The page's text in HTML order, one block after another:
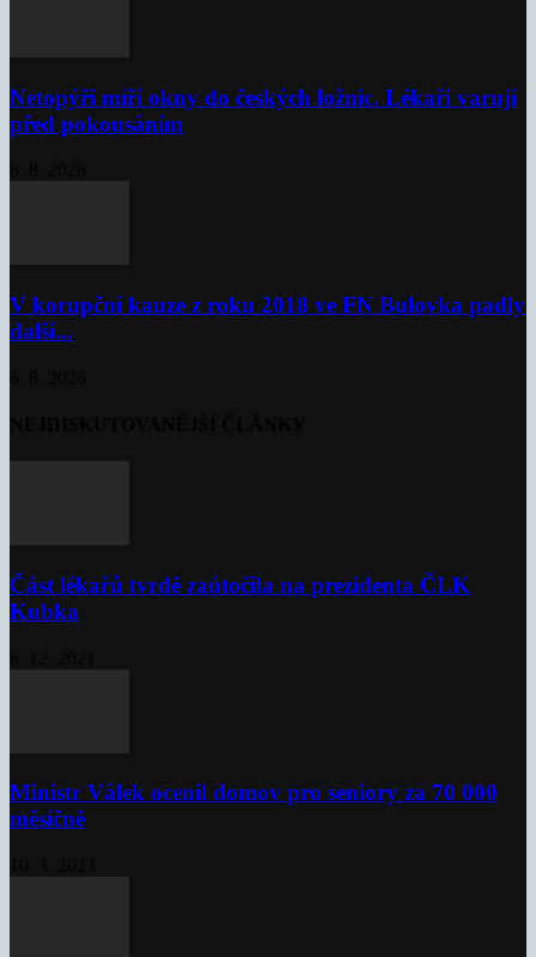
Netopýři míří okny do českých ložnic. Lékaři varují
před pokousáním
V korupční kauze z roku 2018 ve FN Bulovka padly
další...
Část lékařů tvrdě zaútočila na prezidenta ČLK
Kubka
Ministr Válek ocenil domov pro seniory za 70 000
měsíčně